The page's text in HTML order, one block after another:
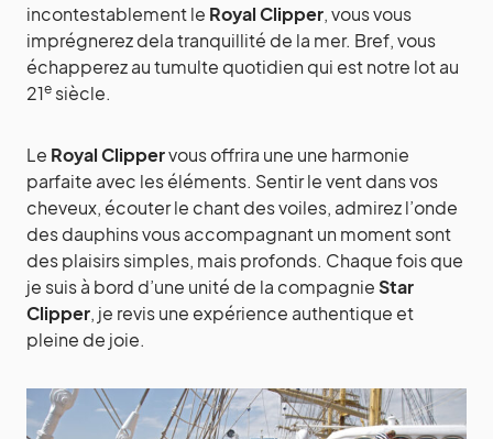
incontestablement le Royal Clipper, vous vous
imprégnerez dela tranquillité de la mer. Bref, vous
échapperez au tumulte quotidien qui est notre lot au
21e siècle.
Le Royal Clippervous offrira une une harmonie
parfaite avec les éléments. Sentir le vent dans vos
cheveux, écouter le chant des voiles, admirez l’onde
des dauphins vous accompagnant un moment sont
des plaisirs simples, mais profonds. Chaque fois que
je suis à bord d’une unité de la compagnieStar
Clipper, je revis une expérience authentique et
pleine de joie.